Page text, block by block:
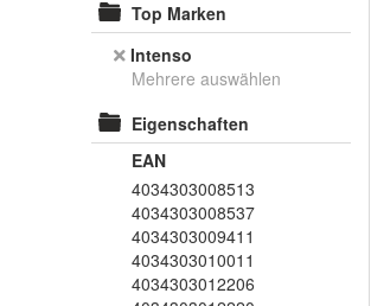
Top Marken
Intenso
Mehrere auswählen
Eigenschaften
EAN
4034303008513
4034303008537
4034303009411
4034303010011
4034303012206